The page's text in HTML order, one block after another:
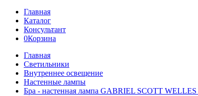
Главная
Каталог
Консультант
0Корзина
Главная
Светильники
Внутреннее освещение
Hастенные лампы
Бра - настенная лампа GABRIEL SCOTT